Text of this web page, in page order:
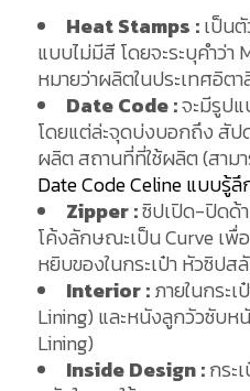
Heat Stamps :เป็น
แบบไม่มีสี โดยจะระบุคำว่า
หมายว่าผลิตในประเทศอิตา
Date Code :จะมีรูป
โดยแต่ล่ะจุดบ่งบอกถึง สั
ผลิต สถานที่ที่ใช้ผลิต (สาม
Date Code Celine แบบรู้ลึ
Zipper:ซิปเปิด-ปิดด้
โค้งลักษณะเป็น Curve เพื่
หยิบของในกระเป๋า หัวซิปส
Interior:ภายในกระ
Lining) และหนังลูกวัวซับห
Lining)
Inside Design :กระ